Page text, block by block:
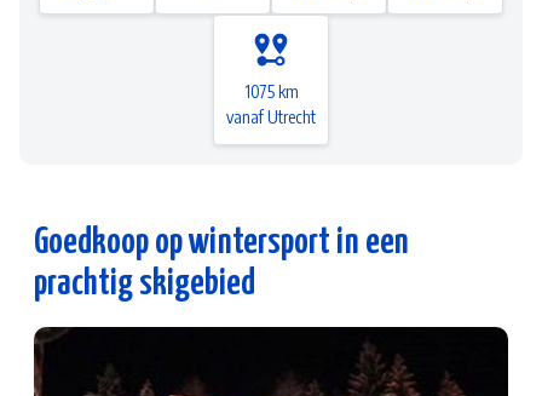
1075 km
vanaf Utrecht
Goedkoop op wintersport in een
prachtig skigebied